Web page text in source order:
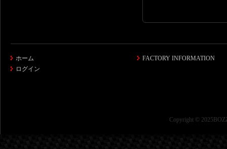
ホーム
ログイン
FACTORY INFORMATION
Copyright ©